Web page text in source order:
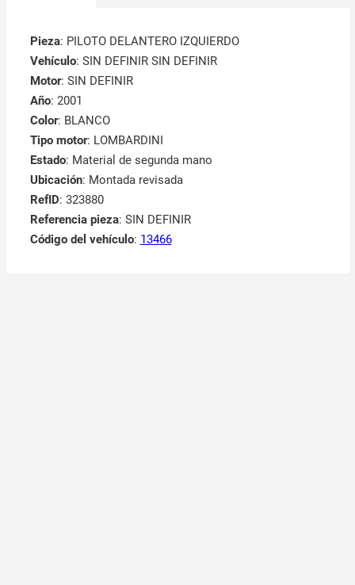
Pieza: PILOTO DELANTERO IZQUIERDO
Vehículo: SIN DEFINIR SIN DEFINIR
Motor: SIN DEFINIR
Año: 2001
Color: BLANCO
Tipo motor: LOMBARDINI
Estado: Material de segunda mano
Ubicación: Montada revisada
RefID: 323880
Referencia pieza: SIN DEFINIR
Código del vehículo: 13466